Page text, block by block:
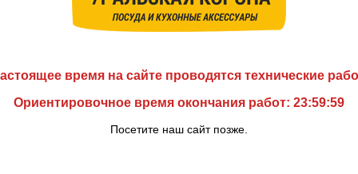
время на сайте проводятся технические
Ориентировочное время окончания работ: 23:59:59
Посетите наш сайт позже.